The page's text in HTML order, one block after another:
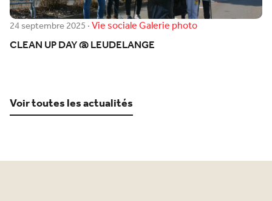
24 septembre 2025·Vie socialeGalerie photo
CLEAN UP DAY @ LEUDELANGE
Voir toutes les actualités